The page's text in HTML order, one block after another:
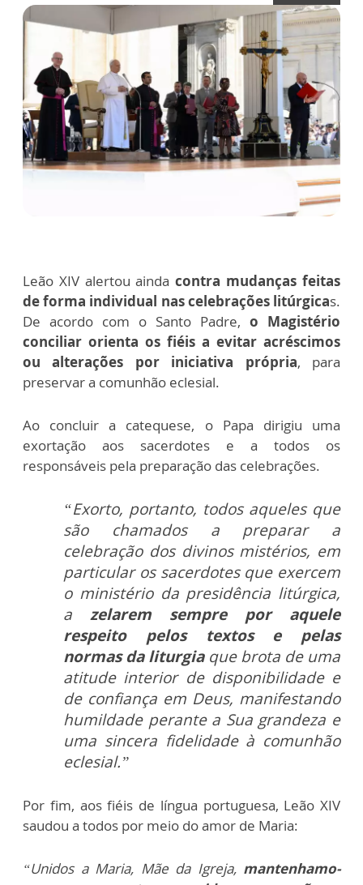
Leão XIV alertou aindacontra mudanças feitas
de forma individual nas celebrações litúrgicas.
De acordo com o Santo Padre, o Magistério
conciliar orienta os fiéis a evitar acréscimos
ou alterações por iniciativa própria, para
preservar a comunhão eclesial.
Ao concluir a catequese, o Papa dirigiu uma
exortação aos sacerdotes e a todos os
responsáveis pela preparação das celebrações.
“Exorto, portanto, todos aqueles que
são chamados a preparar a
celebração dos divinos mistérios, em
particular os sacerdotes que exercem
o ministério da presidência litúrgica,
a zelarem sempre por aquele
respeito pelos textos e pelas
normas da liturgia que brota de uma
atitude interior de disponibilidade e
de confiança em Deus, manifestando
humildade perante a Sua grandeza e
uma sincera fidelidade à comunhão
eclesial.”
Por fim, aos fiéis de língua portuguesa, Leão XIV
saudou a todos por meio do amor de Maria:
“Unidos a Maria, Mãe da Igreja, mantenhamo-